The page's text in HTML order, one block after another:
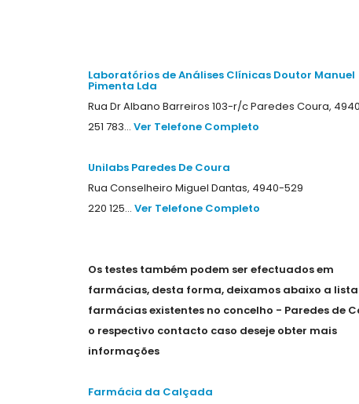
Laboratórios de Análises Clínicas Doutor Manuel
Pimenta Lda
Rua Dr Albano Barreiros 103-r/c Paredes Coura,
251 783... Ver Telefone Completo
Unilabs Paredes De Coura
Rua Conselheiro Miguel Dantas, 4940-529
220 125... Ver Telefone Completo
Os testes também podem ser efectuados em
farmácias, desta forma, deixamos abaixo a
farmácias existentes no concelho - Paredes de
o respectivo contacto caso deseje obter mais
informações
Farmácia da Calçada